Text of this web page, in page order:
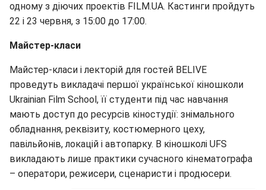
одному з діючих проектів FILM.UA. Кастинги пройдуть
22 і 23 червня, з 15:00 до 17:00.
Майстер-класи
Майстер-класи і лекторій для гостей BELIVE
проведуть викладачі першої української кіношколи
Ukrainian Film School, її студенти під час навчання
мають доступ до ресурсів кіностудії: знімального
обладнання, реквізиту, костюмерного цеху,
павільйонів, локацій і автопарку. В кіношколі UFS
викладають лише практики сучасного кінематографа
– оператори, режисери, сценаристи і продюсери.